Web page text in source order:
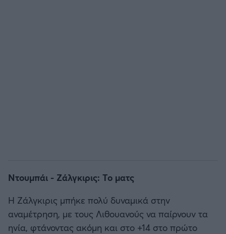
Παρί Σεν Ζερμέν
Ντουμπάι - Ζάλγκιρις: Το ματς
Η Ζάλγκιρις μπήκε πολύ δυναμικά στην
αναμέτρηση, με τους Λιθουανούς να παίρνουν τα
ηνία, φτάνοντας ακόμη και στο +14 στο πρώτο